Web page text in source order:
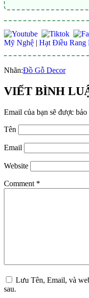
Mỹ Nghệ | Hạt Điều Rang
Nhãn:Đồ Gỗ Decor
VIẾT BÌNH
Email của bạn sẽ được bảo
Tên
Email
Website
Comment *
Lưu Tên, Email, và
sau.